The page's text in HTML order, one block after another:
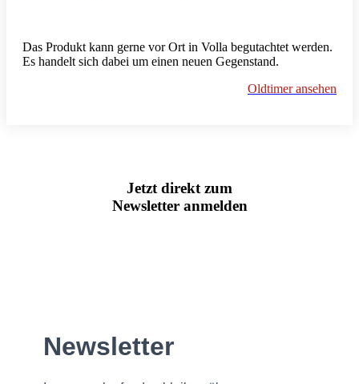
Das Produkt kann gerne vor Ort in Volla begutachtet werden.
Es handelt sich dabei um einen neuen Gegenstand.
Oldtimer ansehen
Jetzt direkt zum
Newsletter anmelden